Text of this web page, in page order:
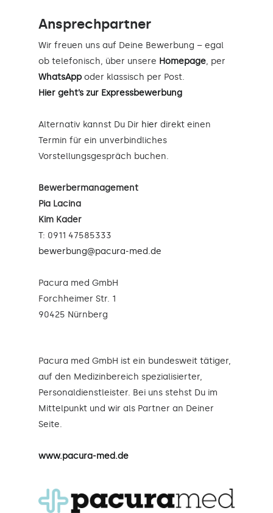
Ansprechpartner
Wir freuen uns auf Deine Bewerbung – egal
ob telefonisch, über unsere Homepage, per
WhatsApp oder klassisch per Post.
Hier geht’s zur Expressbewerbung
Alternativ kannst Du Dir hier direkt einen
Termin für ein unverbindliches
Vorstellungsgespräch buchen.
Bewerbermanagement
Pia Lacina
Kim Kader
T: 0911 47585333
bewerbung@pacura-med.de
Pacura med GmbH
Forchheimer Str. 1
90425 Nürnberg
Pacura med GmbH ist ein bundesweit tätiger,
auf den Medizinbereich spezialisierter,
Personaldienstleister. Bei uns stehst Du im
Mittelpunkt und wir als Partner an Deiner
Seite.
www.pacura-med.de